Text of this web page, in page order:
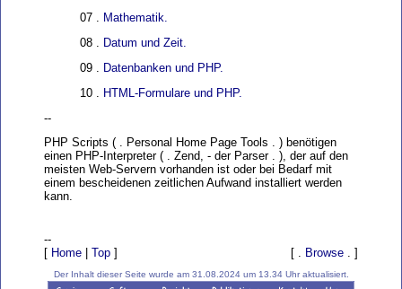
07 . Mathematik.
08 . Datum und Zeit.
09 . Datenbanken und PHP.
10 . HTML-Formulare und PHP.
--
PHP Scripts ( . Personal Home Page Tools . ) benötigen
einen PHP-Interpreter ( . Zend, - der Parser . ), der auf den
meisten Web-Servern vorhanden ist oder bei Bedarf mit
einem bescheidenen zeitlichen Aufwand installiert werden
kann.
--
[ Home Top ] [ . Browse . ]
Der Inhalt dieser Seite wurde am 31.08.2024 um 13.34 Uhr aktualisiert.